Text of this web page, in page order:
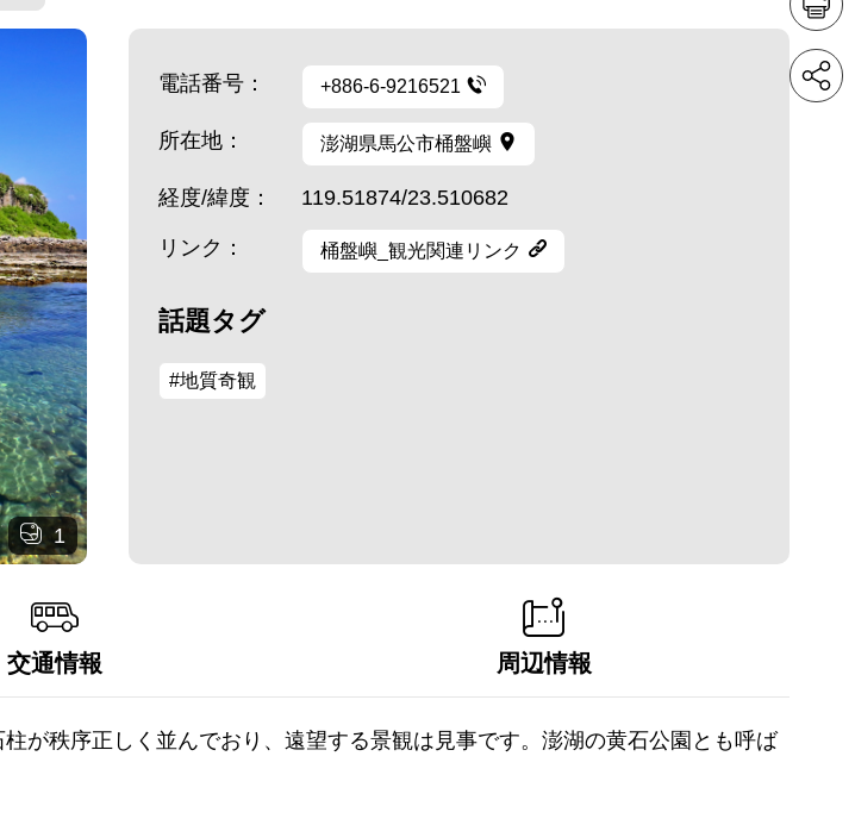
1
電話番号： +886-6-9216521
所在地： 澎湖県馬公市桶盤嶼
経度/緯度： 119.51874/23.510682
リンク： 桶盤嶼_観光関連リンク
話題タグ
#地質奇観
交通情報 周辺情報
が秩序正しく並んでおり、遠望する景観は見事です。澎湖の黄石公園とも呼ば